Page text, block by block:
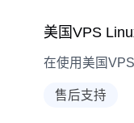
售后支持